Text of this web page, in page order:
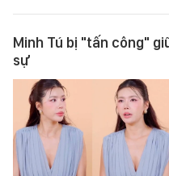
Minh Tú bị "tấn công"
sự